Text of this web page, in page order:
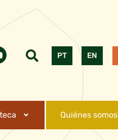
PT EN
Quiénes somos